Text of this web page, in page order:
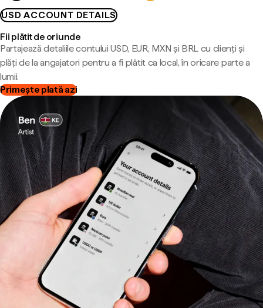
USD ACCOUNT DETAILS
Fii plătit de oriunde
Partajează detaliile contului USD, EUR, MXN și BRL cu clienți și
plăți de la angajatori pentru a fi plătit ca local, în oricare parte a
lumii.
Primește plată azi